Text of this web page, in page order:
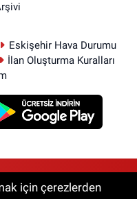
Eskişehir Hava Durumu
İlan Oluşturma Kuralları
Her hakkı saklıdır.
için çerezlerden